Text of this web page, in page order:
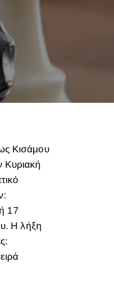
Κισάμου
Κυριακή
17
Η λήξη